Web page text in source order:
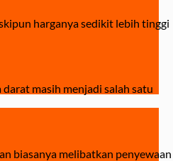
harganya sedikit lebih tinggi
masih menjadi salah satu
biasanya melibatkan penyewaan